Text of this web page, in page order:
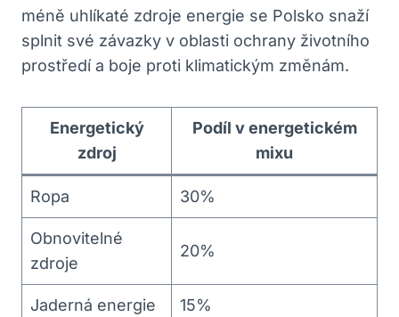
méně uhlíkaté zdroje energie se Polsko snaží
splnit své závazky v oblasti ochrany životního
prostředí a boje proti klimatickým změnám.
Energetický
zdroj
Podíl v energetickém
mixu
Ropa 30%
Obnovitelné
zdroje
20%
Jaderná energie 15%